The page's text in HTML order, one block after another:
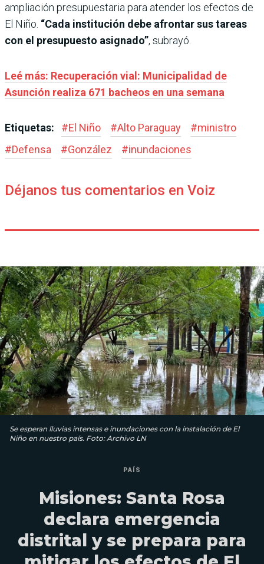
ampliación presupuestaria para atender los efectos de
El Niño. “Cada institución debe afrontar sus tareas
con el presupuesto asignado”, subrayó.
Leé más: Recuperación vial: Municipalidad de
Asunción realiza 671 bacheos en una semana
Etiquetas: #El Niño #Alto Paraguay #ministro
#Defensa #González #inundaciones
Déjanos tus comentarios en Voiz
Se esperan lluvias intensas e inundaciones con la instalación de El
Niño en nuestro país. Foto: Archivo LN
PAÍS
Misiones: Santa Rosa
declara emergencia
distrital y se prepara para